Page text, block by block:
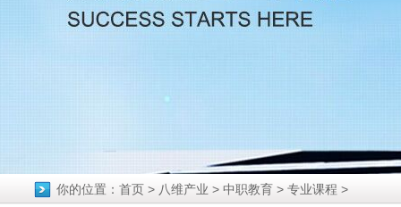
你的位置： 首页 > 八维产业 > 中职教育 > 专业课程 >